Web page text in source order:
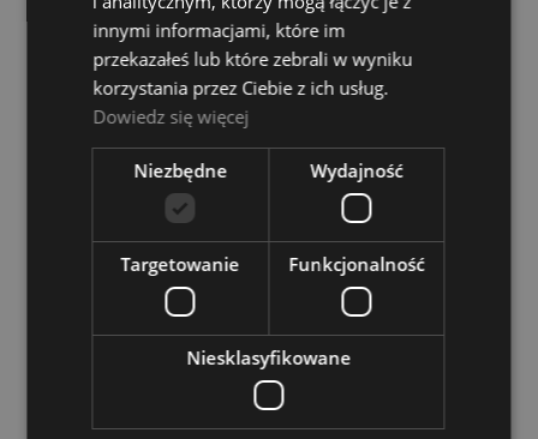
Adams Proffesional Generation II Timpani
20" Cooper Hammered Fine Tuner Kotły
innymi informacjami, które im
przekazałeś lub które zebrali w wyniku
korzystania przez Ciebie z ich usług.
Dowiedz się więcej
Niezbędne Wydajność
Targetowanie Funkcjonalność
Niesklasyfikowane